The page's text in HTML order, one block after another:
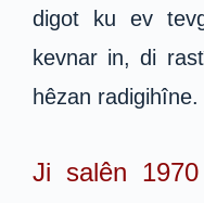
digot ku ev
kevnar in, di
hêzan radigihîne.
Ji salên